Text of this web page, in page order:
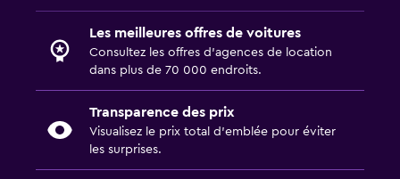
Les meilleures offres de voitures
Consultez les offres d’agences de location
dans plus de 70 000 endroits.
Transparence des prix
Visualisez le prix total d’emblée pour éviter
les surprises.